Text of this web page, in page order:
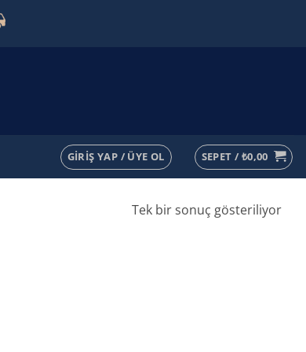
GIRIŞ YAP / ÜYE OL SEPET / ₺0,00
Tek bir sonuç gösteriliyor